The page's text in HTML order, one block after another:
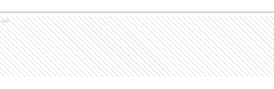
Ads